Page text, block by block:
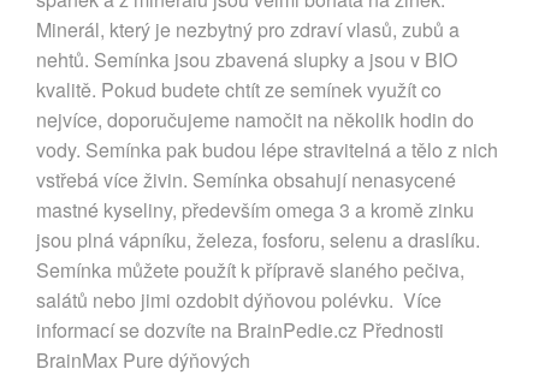
Minerál, který je nezbytný pro zdraví vlasů, zubů a
nehtů. Semínka jsou zbavená slupky a jsou v BIO
kvalitě. Pokud budete chtít ze semínek využít co
nejvíce, doporučujeme namočit na několik hodin do
vody. Semínka pak budou lépe stravitelná a tělo z nich
vstřebá více živin. Semínka obsahují nenasycené
mastné kyseliny, především omega 3 a kromě zinku
jsou plná vápníku, železa, fosforu, selenu a draslíku.
Semínka můžete použít k přípravě slaného pečiva,
salátů nebo jimi ozdobit dýňovou polévku. Více
informací se dozvíte na BrainPedie.cz Přednosti
BrainMax Pure dýňových